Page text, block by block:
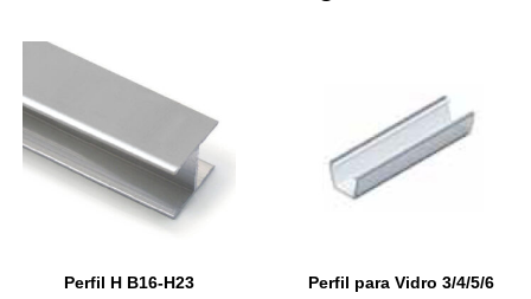
Perfil H B16-H23
Perfil para Vidro 3/4/5/6